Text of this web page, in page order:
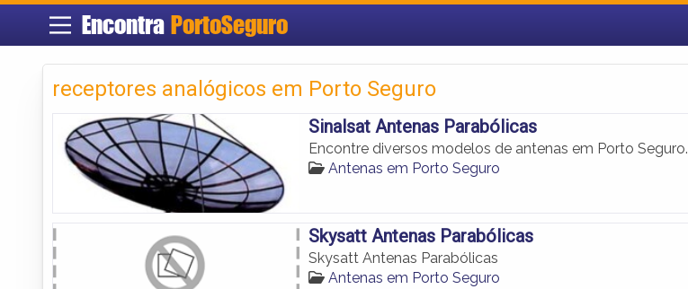
Encontra PortoSeguro
receptores analógicos em Porto Seguro
Sinalsat Antenas Parabólicas
Encontre diversos modelos de antenas em Porto Seguro.
Antenas em Porto Seguro
Skysatt Antenas Parabólicas
Skysatt Antenas Parabólicas
Antenas em Porto Seguro